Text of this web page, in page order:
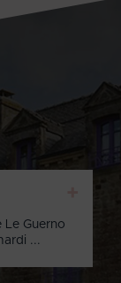
Le Guerno
...